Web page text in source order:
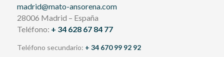
madrid@mato-ansorena.com
28006 Madrid – España
Teléfono: + 34 628 67 84 77
Teléfono secundario: + 34 670 99 92 92